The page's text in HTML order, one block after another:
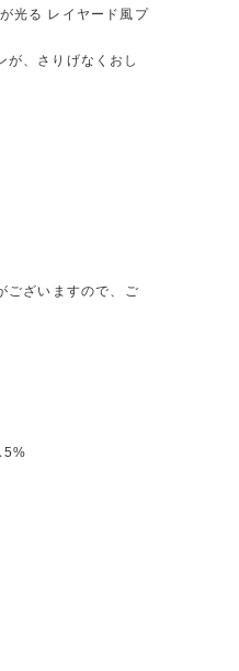
光る レイヤード風プ
が、さりげなくおし
ございますので、ご
5%